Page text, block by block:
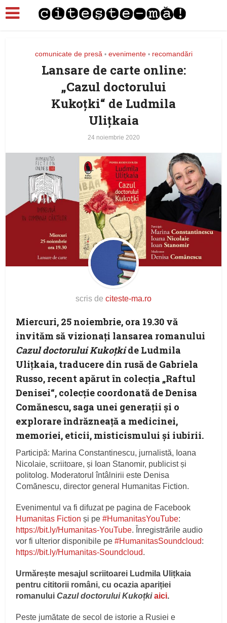
comunicate de presă • evenimente • recomandări
Lansare de carte online:
„Cazul doctorului
Kukoțki“ de Ludmila
Ulițkaia
24 noiembrie 2020
scris de citeste-ma.ro
Miercuri, 25 noiembrie, ora 19.30 vă
invităm să vizionați lansarea romanului
Cazul doctorului Kukoțkide Ludmila
Ulițkaia, traducere din rusă de Gabriela
Russo, recent apărut în colecția „Raftul
Denisei“, colecție coordonată de Denisa
Comănescu, saga unei generații și o
explorare îndrăzneață a medicinei,
memoriei, eticii, misticismului și iubirii.
Participă: Marina Constantinescu, jurnalistă, Ioana
Nicolaie, scriitoare, și Ioan Stanomir, publicist și
politolog. Moderatorul întâlnirii este Denisa
Comănescu, director general Humanitas Fiction.
Evenimentul va fi difuzat pe pagina de Facebook
Humanitas Fiction și pe#HumanitasYouTube:
https://bit.ly/Humanitas-YouTube. Înregistrările audio
vor fi ulterior disponibile pe#HumanitasSoundcloud:
https://bit.ly/Humanitas-Soundcloud.
Urmărește mesajul scriitoarei Ludmila Ulițkaia
pentru cititorii români, cu ocazia apariției
romanuluiCazul doctorului Kukoțki aici.
Peste jumătate de secol de istorie a Rusiei e